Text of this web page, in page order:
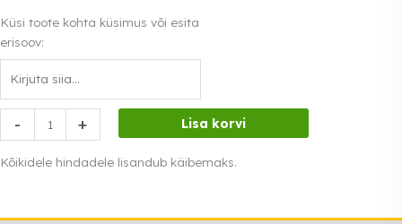
Küsi toote kohta küsimus või esita
erisoov:
-
sinine
hõbedase
kogus
+ Lisa korvi
Kõikidele hindadele lisandub käibemaks.